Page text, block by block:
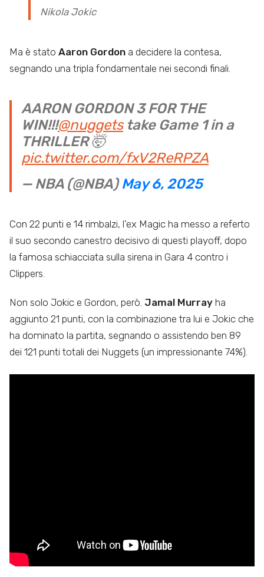
Nikola Jokic
Ma è stato Aaron Gordon a decidere la contesa,
segnando una tripla fondamentale nei secondi finali.
AARON GORDON 3 FOR THE
WIN!!!@nuggetstake Game 1 in a
THRILLER 🤯
pic.twitter.com/fxV2ReRPZA
— NBA (@NBA)May 6, 2025
Con 22 punti e 14 rimbalzi, l’ex Magic ha messo a referto
il suo secondo canestro decisivo di questi playoff, dopo
la famosa schiacciata sulla sirena in Gara 4 contro i
Clippers.
Non solo Jokic e Gordon, però. Jamal Murray ha
aggiunto 21 punti, con la combinazione tra lui e Jokic che
ha dominato la partita, segnando o assistendo ben 89
dei 121 punti totali dei Nuggets (un impressionante 74%).